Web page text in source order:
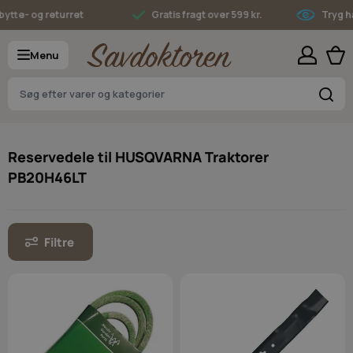
Skip to Content
og returret Gratis fragt over 599 kr. Tryg
Menu
Reservedele til HUSQVARNA Traktorer
PB20H46LT
Filtre